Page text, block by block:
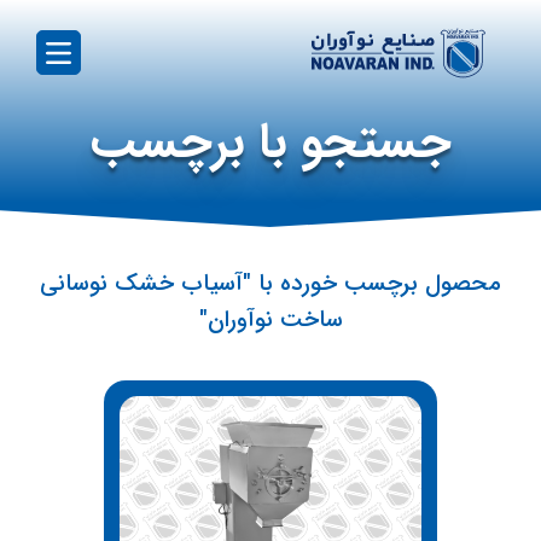
جستجو با برچسب
محصول برچسب خورده با "آسیاب خشک نوسانی
ساخت نوآوران"